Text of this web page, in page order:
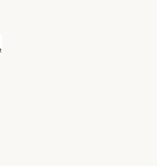
Relay Shipping Method